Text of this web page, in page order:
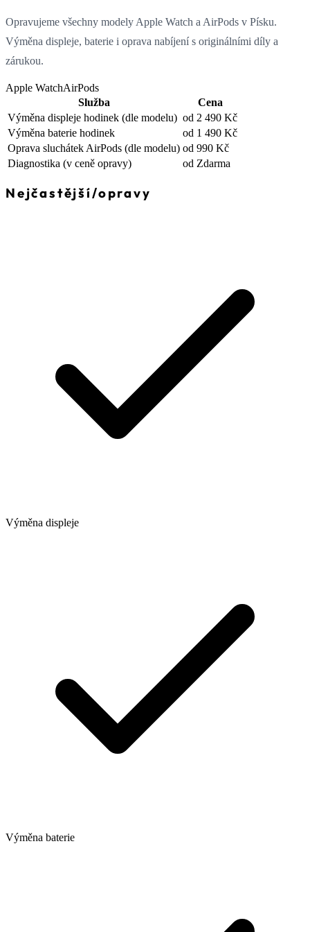
Opravujeme všechny modely Apple Watch a AirPods v Písku.
Výměna displeje, baterie i oprava nabíjení s originálními díly a
zárukou.
Apple WatchAirPods
Služba
Cena
Výměna displeje hodinek (dle modelu) od 2 490 Kč
Výměna baterie hodinek
od 1 490 Kč
Oprava sluchátek AirPods (dle modelu) od 990 Kč
Diagnostika (v ceně opravy) od Zdarma
Nejčastější/opravy
Výměna displeje
Výměna baterie